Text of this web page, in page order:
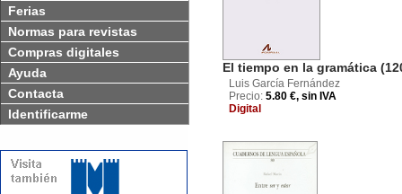
Ferias
Normas para revistas
Compras digitales
Ayuda
Contacta
Identificarme
El tiempo en la gramática
Luis García Fernández
Precio: 5.80 €, sin IVA
Digital